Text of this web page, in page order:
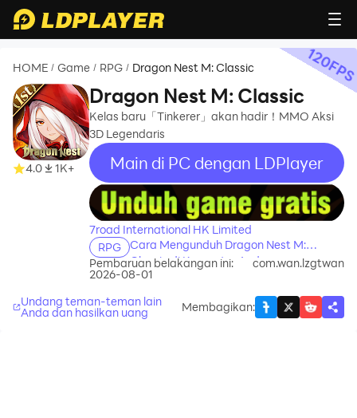
HOME / Game / RPG / Dragon Nest M: Classic
4.0 1K+
Dragon Nest M: Classic
Kelas baru「Tinkerer」akan hadir！MMO Aksi
3D Legendaris
Main di PC dengan LDPlayer
recommend
7road International HK Limited
RPG
Cara Mengunduh Dragon Nest M:
Classic di Komputer Anda
Pembaruan belakangan ini:
2026-08-01
com.wan.lzgtwan
Undang teman-teman lain
Anda dan hasilkan uang Membagikan:
120